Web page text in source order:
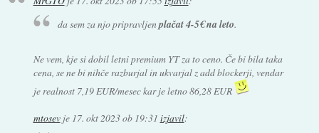
da sem za njo pripravljenplačat 4-5€ na leto.
Ne vem, kje si dobil letni premium YT za to ceno. Če bi bila taka
cena, se ne bi nihče razburjal in ukvarjal z add blockerji, vendar
je realnost 7,19 EUR/mesec kar je letno 86,28 EUR
mtosevje 17. okt 2023 ob 19:31 izjavil: